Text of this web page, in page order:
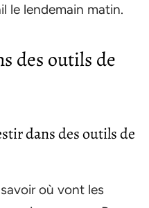
le lendemain matin.
des outils de
dans des outils de
où vont les